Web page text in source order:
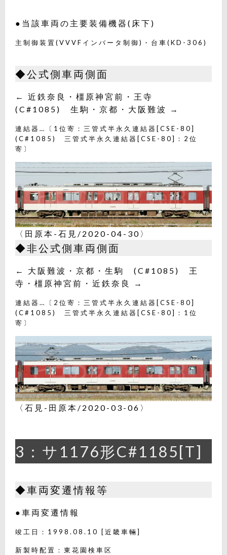
●当該車両の主要装備機器(床下)
主制御装置(VVVFインバータ制御)・台車(KD-306)
◆公式側車両側面
← 近鉄奈良・橿原神宮前・王寺
(C#1085) 生駒・京都・大阪難波 →
連結器…〔1位寄：三管式半永久連結器[CSE-80]
(C#1085) 三管式半永久連結器[CSE-80]：2位
寄〕
〈田原本-石見/2020-04-30〉
◆非公式側車両側面
← 大阪難波・京都・生駒 (C#1085) 王
寺・橿原神宮前・近鉄奈良 →
連結器…〔2位寄：三管式半永久連結器[CSE-80]
(C#1085) 三管式半永久連結器[CSE-80]：1位
寄〕
〈石見-田原本/2020-03-06〉
3：サ1176形C#1185[T]
◆車両変遷情報等
●車両変遷情報
竣工日：1998.08.10 [近畿車輛]
新製時配置：東花園検車区